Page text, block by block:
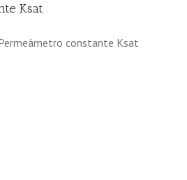
Ksat
constante Ksat